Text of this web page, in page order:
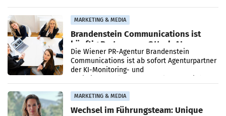
MARKETING & MEDIA
Brandenstein Communications ist
künftig Partner von OtterlyAI
Die Wiener PR-Agentur Brandenstein
Communications ist ab sofort Agenturpartner
der KI-Monitoring- und
MARKETING & MEDIA
Wechsel im Führungsteam: Unique